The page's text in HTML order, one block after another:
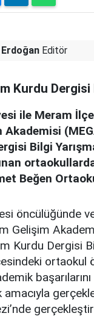
Editör
Kurdu
ile Meram
Akademisi
Bilgi
Beğen
öncülüğünde
Gelişim
Kurdu Dergisi
ortaokul
amacıyla